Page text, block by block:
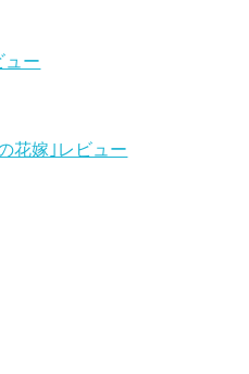
ュー
花嫁｣レビュー